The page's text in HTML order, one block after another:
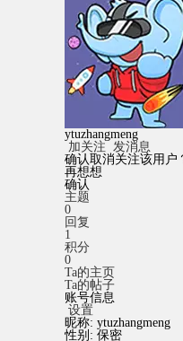
ytuzhangmeng
加关注 发消息
确认取消关注该用户
再想想
确认
主题
0
回复
1
积分
0
Ta的主页
Ta的帖子
账号信息
设置
昵称: ytuzhangmeng
性别: 保密